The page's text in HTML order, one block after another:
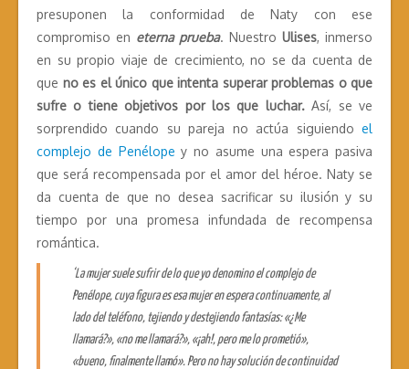
presuponen la conformidad de Naty con ese
compromiso en eterna prueba. Nuestro Ulises, inmerso
en su propio viaje de crecimiento, no se da cuenta de
que no es el único que intenta superar problemas o que
sufre o tiene objetivos por los que luchar.Así, se ve
sorprendido cuando su pareja no actúa siguiendo el
complejo de Penélope y no asume una espera pasiva
que será recompensada por el amor del héroe. Naty se
da cuenta de que no desea sacrificar su ilusión y su
tiempo por una promesa infundada de recompensa
romántica.
‘La mujer suele sufrir de lo que yo denomino el complejo de
Penélope, cuya figura es esa mujer en espera continuamente, al
lado del teléfono, tejiendo y destejiendo fantasías: «¿Me
llamará?», «no me llamará?», «¡ah!, pero me lo prometió»,
«bueno, finalmente llamó». Pero no hay solución de continuidad